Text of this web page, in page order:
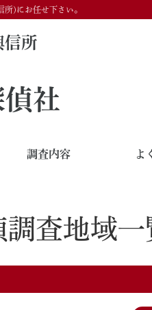
)にお任せ下さい。
信所
社
調査内容 よ
査地域一